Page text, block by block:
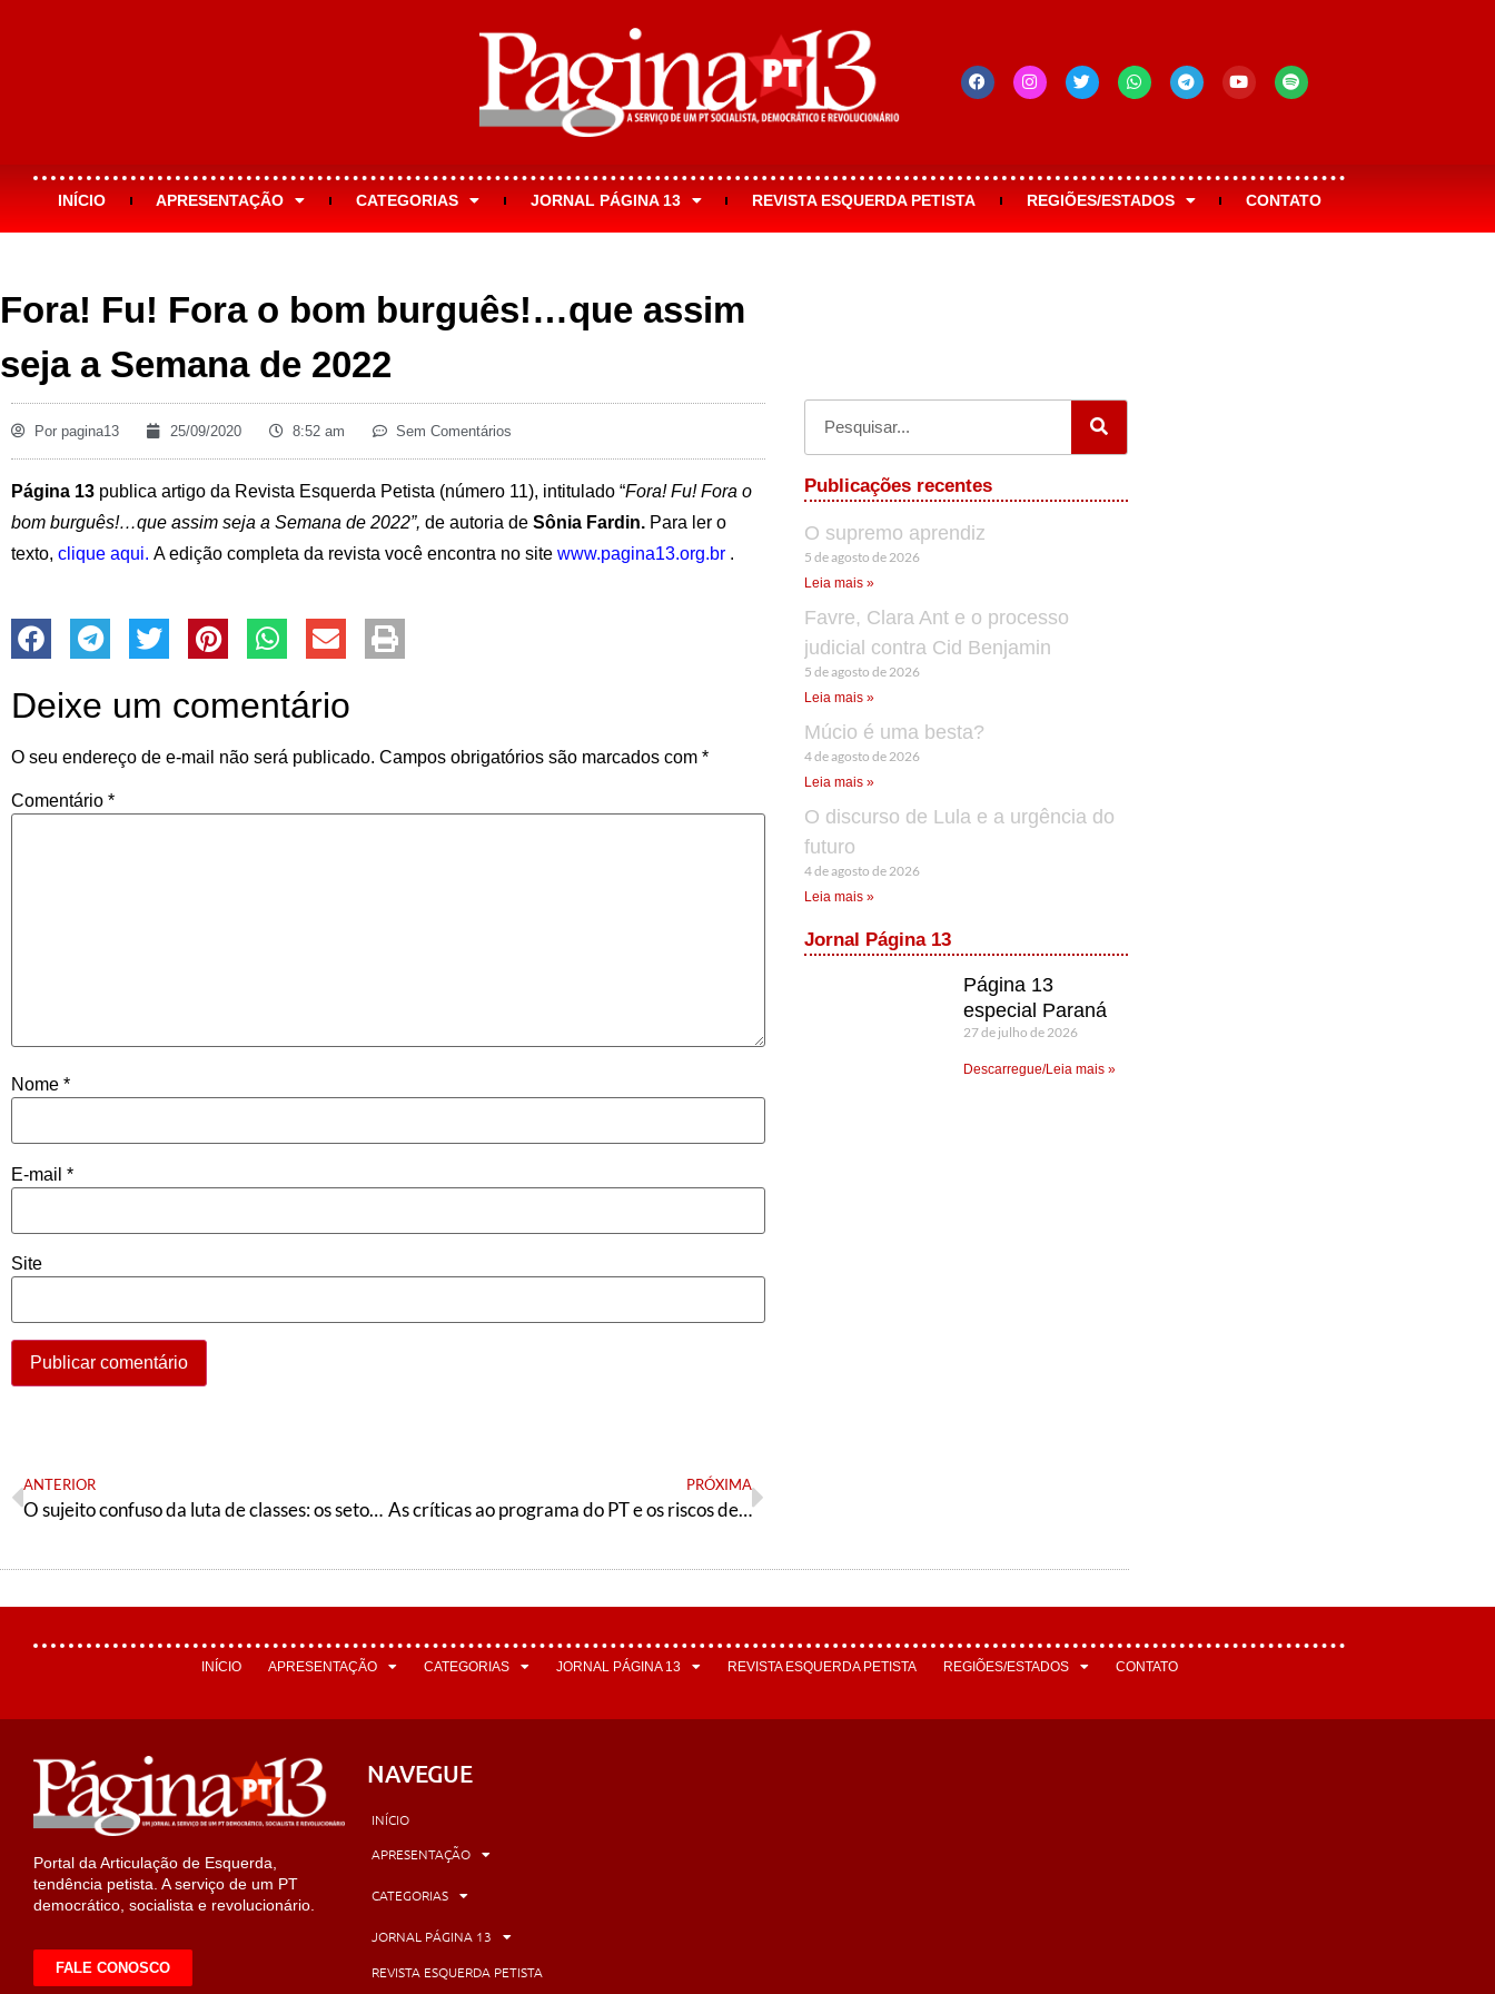
INÍCIO APRESENTAÇÃO CATEGORIAS JORNAL PÁGINA 13 REVISTA ESQUERDA PETISTA REGIÕES/ESTADOS CONTATO
Fora! Fu! Fora o bom burguês!…que assim
seja a Semana de 2022
Por pagina13 25/09/2020 8:52 am Sem Comentários
Página 13 publica artigo da Revista Esquerda Petista (número 11), intitulado “Fora! Fu! Fora o
bom burguês!…que assim seja a Semana de 2022”, de autoria de Sônia Fardin. Para ler o
texto, clique aqui. A edição completa da revista você encontra no site www.pagina13.org.br .
Deixe um comentário
O seu endereço de e-mail não será publicado. Campos obrigatórios são marcados com *
Comentário *
Nome *
E-mail *
Site
ANTERIOR
O sujeito confuso da luta de classes: os setores médios ontem e hoje
PRÓXIMA
As críticas ao programa do PT e os riscos de um ‘revival’ de socialchauvinismo
Publicações recentes
O supremo aprendiz
5 de agosto de 2026
Leia mais »
Favre, Clara Ant e o processo
judicial contra Cid Benjamin
5 de agosto de 2026
Leia mais »
Múcio é uma besta?
4 de agosto de 2026
Leia mais »
O discurso de Lula e a urgência do
futuro
4 de agosto de 2026
Leia mais »
Jornal Página 13
Página 13
especial Paraná
27 de julho de 2026
Descarregue/Leia mais »
INÍCIO APRESENTAÇÃO CATEGORIAS JORNAL PÁGINA 13 REVISTA ESQUERDA PETISTA REGIÕES/ESTADOS CONTATO
Portal da Articulação de Esquerda,
tendência petista. A serviço de um PT
democrático, socialista e revolucionário.
FALE CONOSCO
NAVEGUE
INÍCIO
APRESENTAÇÃO
CATEGORIAS
JORNAL PÁGINA 13
REVISTA ESQUERDA PETISTA